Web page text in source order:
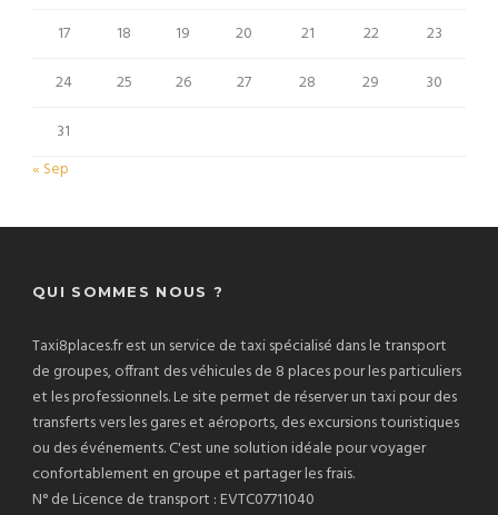
17
18 19 20 21 22
23
24
25 26 27 28 29
30
31
« Sep
QUI SOMMES NOUS ?
Taxi8places.fr est un service de taxi spécialisé dans le transport
de groupes, offrant des véhicules de 8 places pour les particuliers
et les professionnels. Le site permet de réserver un taxi pour des
transferts vers les gares et aéroports, des excursions touristiques
ou des événements. C'est une solution idéale pour voyager
confortablement en groupe et partager les frais.
N° de Licence de transport : EVTC07711040